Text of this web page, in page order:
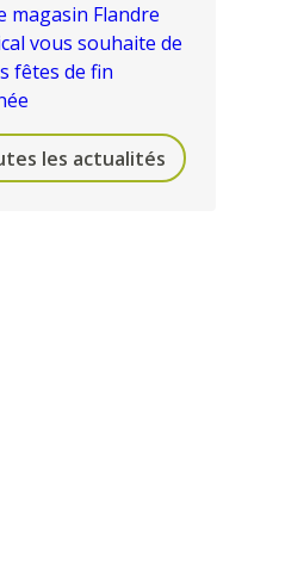
magasin Flandre
vous souhaite de
fêtes de fin
les actualités